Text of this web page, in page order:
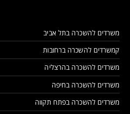
משרדים להשכרה בתל אביב
קמשרדים להשכרה ברחובות
משרדים להשכרה בהרצליה
משרדים להשכרה בחיפה
משרדים להשכרה בפתח תקווה